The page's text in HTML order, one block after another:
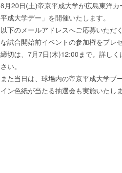
8月20日(土)帝京平成大学が広島東洋
平成大学デー」を開催いたします。
以下のメールアドレスへご応募いただ
な試合開始前イベントの参加権をプレ
締切は、7月7日(木)12:00まで。詳し
さい。
また当日は、球場内の帝京平成大学ブ
イン色紙が当たる抽選会も実施いたし